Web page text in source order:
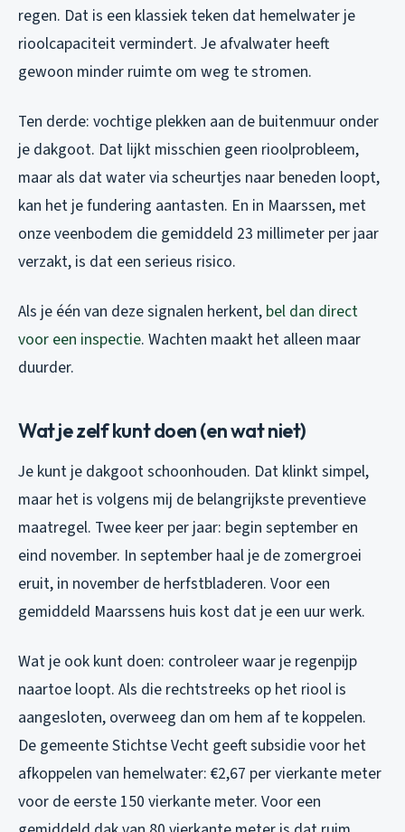
regen. Dat is een klassiek teken dat hemelwater je
rioolcapaciteit vermindert. Je afvalwater heeft
gewoon minder ruimte om weg te stromen.
Ten derde: vochtige plekken aan de buitenmuur onder
je dakgoot. Dat lijkt misschien geen rioolprobleem,
maar als dat water via scheurtjes naar beneden loopt,
kan het je fundering aantasten. En in Maarssen, met
onze veenbodem die gemiddeld 23 millimeter per jaar
verzakt, is dat een serieus risico.
Als je één van deze signalen herkent, bel dan direct
voor een inspectie. Wachten maakt het alleen maar
duurder.
Wat je zelf kunt doen (en wat niet)
Je kunt je dakgoot schoonhouden. Dat klinkt simpel,
maar het is volgens mij de belangrijkste preventieve
maatregel. Twee keer per jaar: begin september en
eind november. In september haal je de zomergroei
eruit, in november de herfstbladeren. Voor een
gemiddeld Maarssens huis kost dat je een uur werk.
Wat je ook kunt doen: controleer waar je regenpijp
naartoe loopt. Als die rechtstreeks op het riool is
aangesloten, overweeg dan om hem af te koppelen.
De gemeente Stichtse Vecht geeft subsidie voor het
afkoppelen van hemelwater: €2,67 per vierkante meter
voor de eerste 150 vierkante meter. Voor een